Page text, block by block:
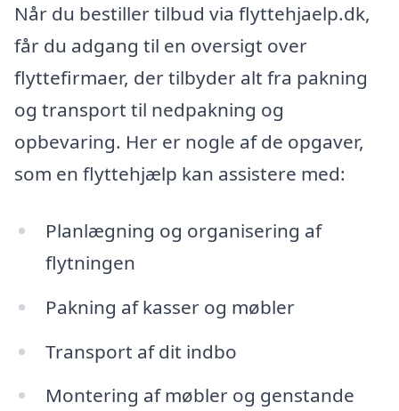
Når du bestiller tilbud via flyttehjaelp.dk,
får du adgang til en oversigt over
flyttefirmaer, der tilbyder alt fra pakning
og transport til nedpakning og
opbevaring. Her er nogle af de opgaver,
som en flyttehjælp kan assistere med:
Planlægning og organisering af
flytningen
Pakning af kasser og møbler
Transport af dit indbo
Montering af møbler og genstande